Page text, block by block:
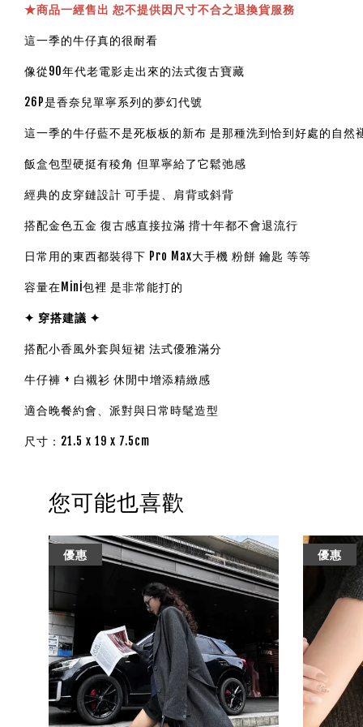
★商品一經售出 恕不提供因尺寸不合之退換貨服務
這一季的牛仔真的很耐看
像從90年代老電影走出來的法式復古寶藏
26P是香奈兒單寧系列的夢幻代號
這一季的牛仔藍不是死板板的新布 是那種洗到恰到好處的自然
飯盒包型硬挺有稜角 但單寧給了它鬆弛感
經典的皮穿鏈設計 可手提、肩背或斜背
搭配金色五金 復古感直接拉滿 揹十年都不會退流行
日常用的東西都裝得下 Pro Max大手機 粉餅 鑰匙 等等
容量在Mini包裡 是非常能打的
✦ 穿搭建議 ✦
搭配小香風外套與短裙 法式優雅滿分
牛仔褲 + 白襯衫 休閒中增添精緻感
適合晚餐約會、派對與日常時髦造型
尺寸：21.5 x 19 x 7.5cm
您可能也喜歡
優惠 優惠